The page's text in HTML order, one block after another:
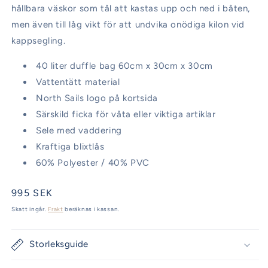
hållbara väskor som tål att kastas upp och ned i båten,
men även till låg vikt för att undvika onödiga kilon vid
kappsegling.
40 liter duffle bag 60cm x 30cm x 30cm
Vattentätt material
North Sails logo på kortsida
Särskild ficka för våta eller viktiga artiklar
Sele med vaddering
Kraftiga blixtlås
60% Polyester / 40% PVC
Ordinarie
pris
995 SEK
Skatt ingår. Frakt beräknas i kassan.
Storleksguide